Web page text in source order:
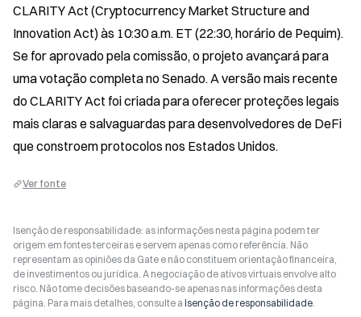
CLARITY Act (Cryptocurrency Market Structure and
Innovation Act) às 10:30 a.m. ET (22:30, horário de Pequim).
Se for aprovado pela comissão, o projeto avançará para
uma votação completa no Senado. A versão mais recente
do CLARITY Act foi criada para oferecer proteções legais
mais claras e salvaguardas para desenvolvedores de DeFi
que constroem protocolos nos Estados Unidos.
Ver fonte
Isenção de responsabilidade: as informações nesta página podem ter
origem em fontes terceiras e servem apenas como referência. Não
representam as opiniões da Gate e não constituem orientação financeira,
de investimentos ou jurídica. A negociação de ativos virtuais envolve alto
risco. Não tome decisões baseando-se apenas nas informações desta
página. Para mais detalhes, consulte a Isenção de responsabilidade.